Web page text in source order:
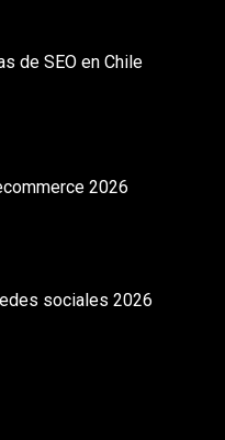
de SEO en Chile
2026
sociales 2026